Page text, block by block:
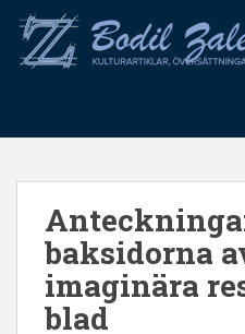
o
baksidorna
imaginära
blad